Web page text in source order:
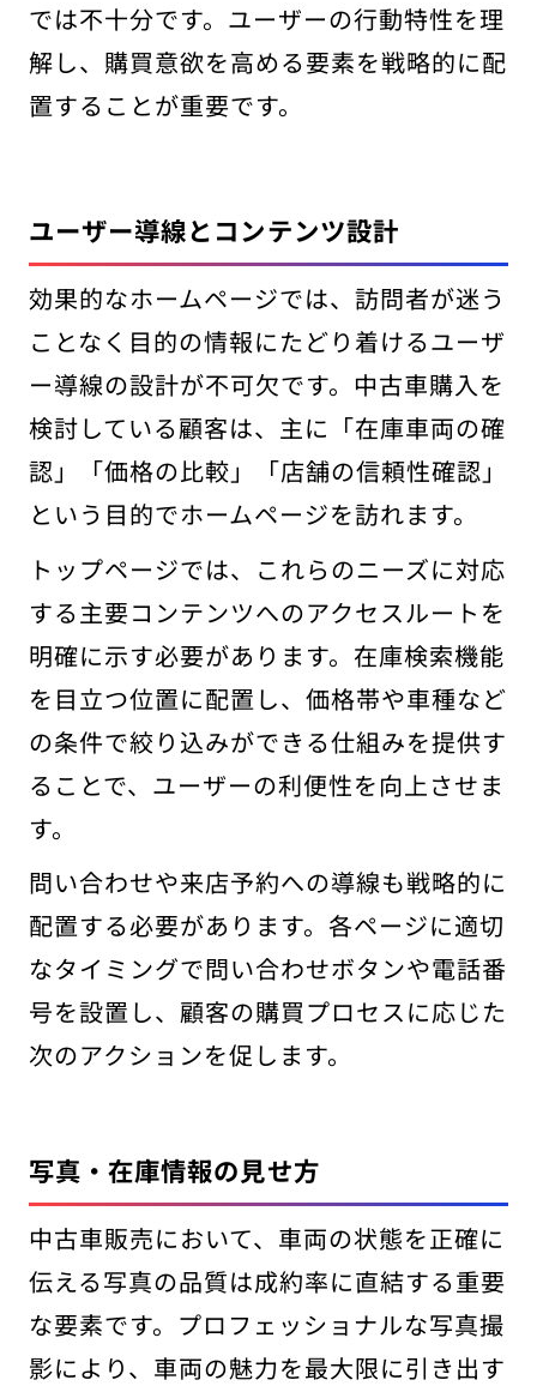
では不十分です。ユーザーの行動特性を理
解し、購買意欲を高める要素を戦略的に配
置することが重要です。
ユーザー導線とコンテンツ設計
効果的なホームページでは、訪問者が迷う
ことなく目的の情報にたどり着けるユーザ
ー導線の設計が不可欠です。中古車購入を
検討している顧客は、主に「在庫車両の確
認」「価格の比較」「店舗の信頼性確認」
という目的でホームページを訪れます。
トップページでは、これらのニーズに対応
する主要コンテンツへのアクセスルートを
明確に示す必要があります。在庫検索機能
を目立つ位置に配置し、価格帯や車種など
の条件で絞り込みができる仕組みを提供す
ることで、ユーザーの利便性を向上させま
す。
問い合わせや来店予約への導線も戦略的に
配置する必要があります。各ページに適切
なタイミングで問い合わせボタンや電話番
号を設置し、顧客の購買プロセスに応じた
次のアクションを促します。
写真・在庫情報の見せ方
中古車販売において、車両の状態を正確に
伝える写真の品質は成約率に直結する重要
な要素です。プロフェッショナルな写真撮
影により、車両の魅力を最大限に引き出す